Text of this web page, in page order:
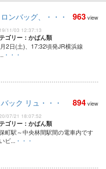
ンバッグ、・・・ 963view
11/03 12:37:13
ゴリー：かばん類
2日(土)、17:32頃発JR横浜線
・・・
ック リュ・・・ 894view
07/21 18:07:52
ゴリー：かばん類
町駅～中央林間駅間の電車内です
ビ... ・・・